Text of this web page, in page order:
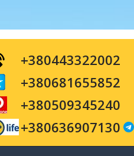
+380443322002
+380681655852
+380509345240
+380636907130